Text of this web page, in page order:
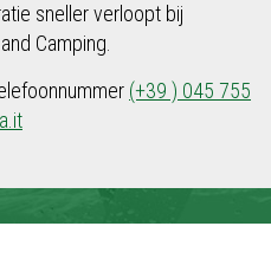
sneller verloopt bij
Camping.
(+39 ) 045 755